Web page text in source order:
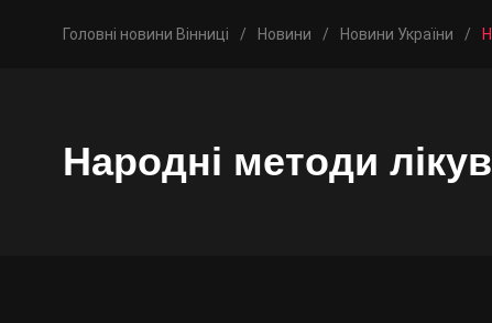
Головні новини Вінниці / Новини / Новини України /
Народні методи